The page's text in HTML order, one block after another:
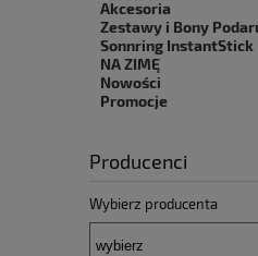
Akcesoria
Zestawy i Bony
Sonnring InstantStick
NA ZIMĘ
Nowości
Promocje
Producenci
Wybierz producenta